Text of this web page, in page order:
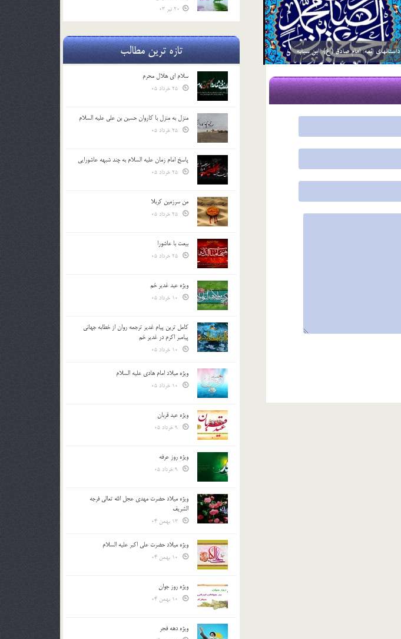
داستانهای ائمه: امام صادق (ع): توحید مفضل
21 مرداد 03
20 تیر 03
تازه ترین مطالب
سلام ای هلال محرم
منزل به منزل با کاروان حسین بن علی علیه السلام
پاسخ امام زمان علیه السلام به چند شبهه عاشورایی
من سرزمین کربلا
بیعت با عاشورا
ویژه عید غدیر خم
کامل ترین پیام غدیر ترجمه روان از خطابه جهانی
پیامبر اکرم در غدیر خم
ویژه میلاد امام هادی علیه السلام
ویژه عید قربان
ویژه روز عرفه
ویژه میلاد حضرت مهدی عجل الله تعالی فرجه
الشريف
ویژه میلاد حضرت علی اکبر علیه السلام
ویژه روز جوان
ویژه دهه فجر